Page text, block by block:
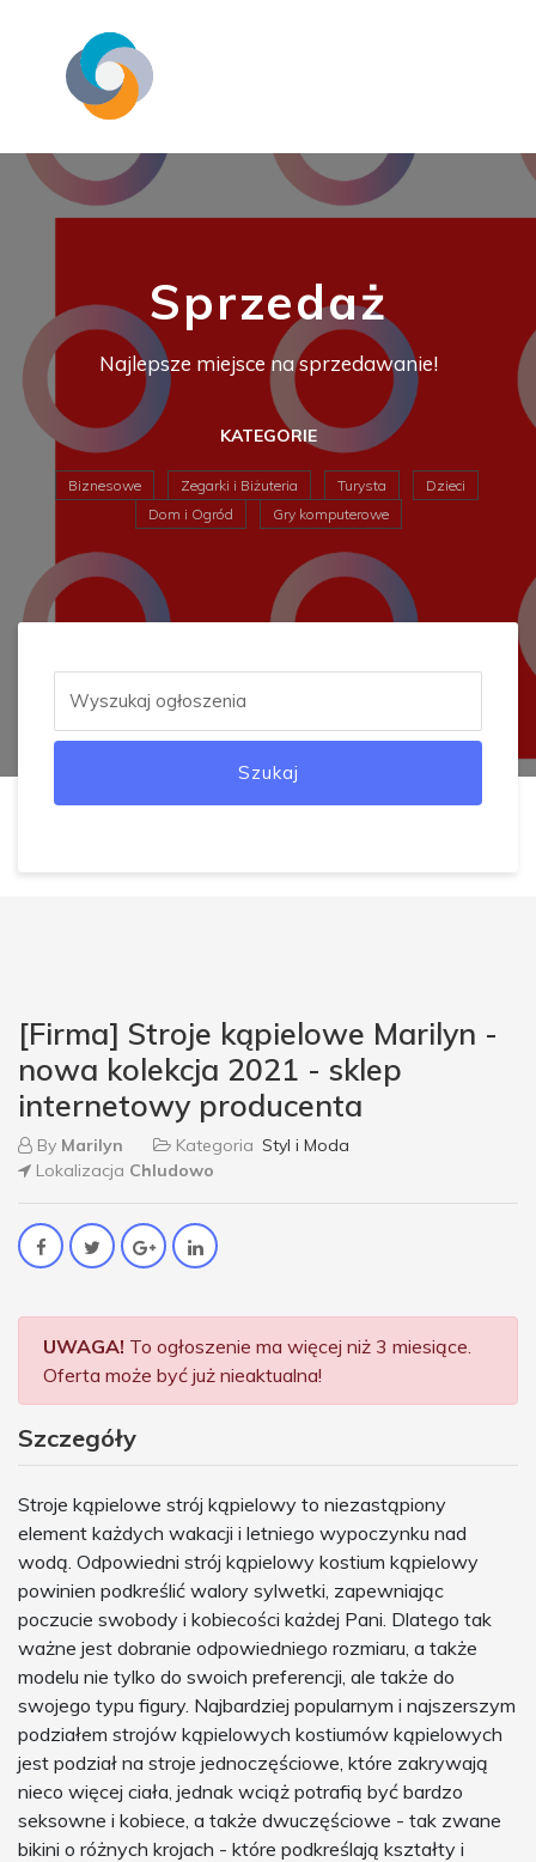
Sprzedaż
Najlepsze miejsce na sprzedawanie!
KATEGORIE
Biznesowe Zegarki i Biżuteria Turysta
Dzieci
Dom i Ogród
Gry komputerowe
Szukaj
[Firma] Stroje kąpielowe Marilyn -
nowa kolekcja 2021 - sklep
internetowy producenta
By Marilyn Kategoria Styl i Moda
Lokalizacja Chludowo
UWAGA! To ogłoszenie ma więcej niż 3 miesiące.
Oferta może być już nieaktualna!
Szczegóły
Stroje kąpielowe strój kąpielowy to niezastąpiony
element każdych wakacji i letniego wypoczynku nad
wodą. Odpowiedni strój kąpielowy kostium kąpielowy
powinien podkreślić walory sylwetki, zapewniając
poczucie swobody i kobiecości każdej Pani. Dlatego tak
ważne jest dobranie odpowiedniego rozmiaru, a także
modelu nie tylko do swoich preferencji, ale także do
swojego typu figury. Najbardziej popularnym i najszerszym
podziałem strojów kąpielowych kostiumów kąpielowych
jest podział na stroje jednoczęściowe, które zakrywają
nieco więcej ciała, jednak wciąż potrafią być bardzo
seksowne i kobiece, a także dwuczęściowe - tak zwane
bikini o różnych krojach - które podkreślają kształty i